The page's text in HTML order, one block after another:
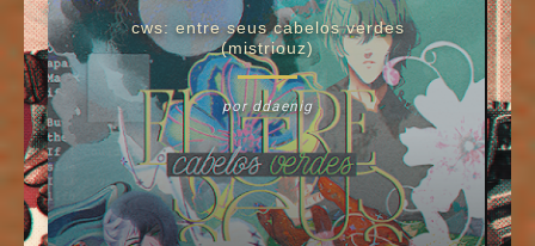
cws: entre seus cabelos verdes
(mistriouz)
por ddaenig